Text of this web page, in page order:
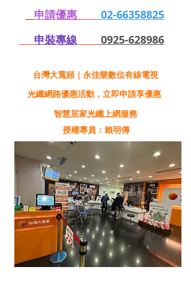
申請優惠
02-66358825
申裝專線
0925-628986
台灣大寬頻｜永佳樂數位有線電視
光纖網路優惠活動，立即申請享優惠
智慧居家光纖上網服務
授權專員：賴明傳